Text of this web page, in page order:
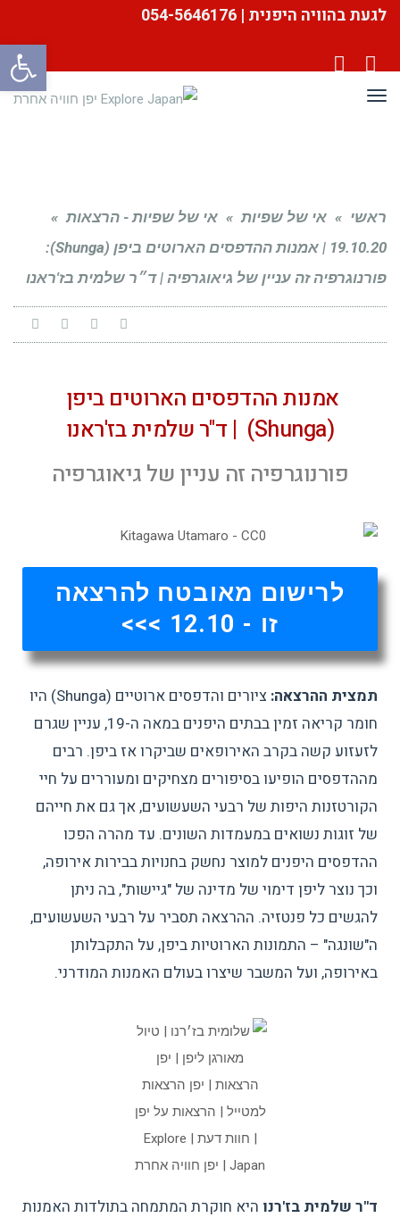
לגעת בהוויה היפנית | 054-5646176
Facebook
YouTube
תפריט
ראשי » אי של שפיות » אי של שפיות - הרצאות »
19.10.20 | אמנות ההדפסים הארוטים ביפן (Shunga):
פורנוגרפיה זה עניין של גיאוגרפיה | ד״ר שלמית בז'ראנו
אמנות ההדפסים הארוטים ביפן
(Shunga) | ד"ר שלמית בז'ראנו
פורנוגרפיה זה עניין של גיאוגרפיה
לרישום מאובטח להרצאה
זו - 12.10 >>>
תמצית ההרצאה:
ציורים והדפסים ארוטיים (Shunga) היו
חומר קריאה זמין בבתים היפנים במאה ה-19, עניין שגרם
לזעזוע קשה בקרב האירופאים שביקרו אז ביפן. רבים
מההדפסים הופיעו בסיפורים מצחיקים ומעוררים על חיי
הקורטזנות היפות של רבעי השעשועים, אך גם את חייהם
של זוגות נשואים במעמדות השונים. עד מהרה הפכו
ההדפסים היפנים למוצר נחשק בחנויות בבירות אירופה,
וכך נוצר ליפן דימוי של מדינה של "גיישות", בה ניתן
להגשים כל פנטזיה. ההרצאה תסביר על רבעי השעשועים,
ה"שונגה" – התמונות הארוטיות ביפן, על התקבלותן
באירופה, ועל המשבר שיצרו בעולם האמנות המודרני.
ד"ר שלמית בז'רנו היא חוקרת המתמחה בתולדות האמנות
פתח